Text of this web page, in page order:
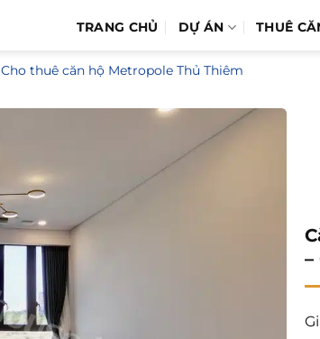
TRANG CHỦ DỰ ÁN THUÊ
Cho thuê căn hộ Metropole Thủ Thiêm